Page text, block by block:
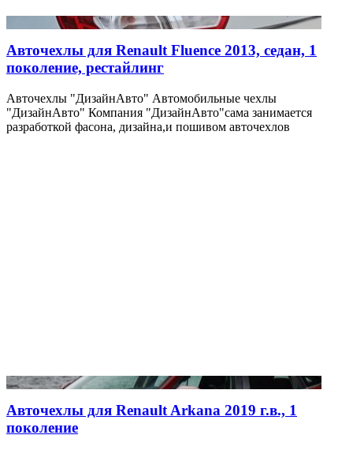
Авточехлы для Renault Fluence 2013, седан, 1
поколение, рестайлинг
Авточехлы "ДизайнАвто" Автомобильные чехлы
"ДизайнАвто" Компания "ДизайнАвто"сама занимается
разработкой фасона, дизайна,и пошивом авточехлов
Авточехлы для Renault Arkana 2019 г.в., 1
поколение